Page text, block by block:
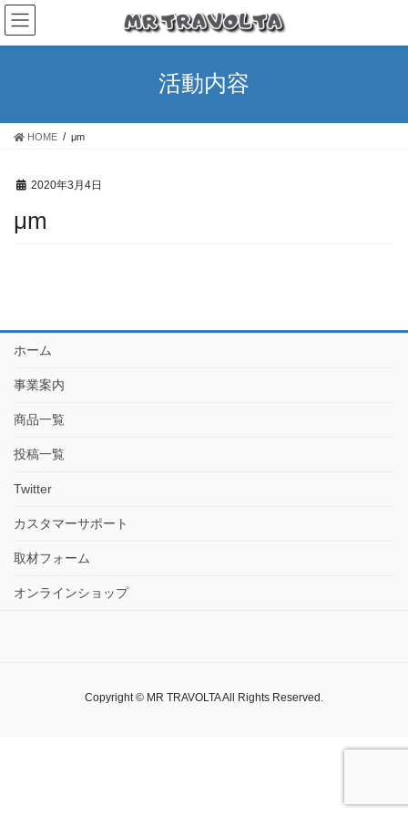
活動内容
HOME μm
2020年3月4日
μm
ホーム
事業案内
商品一覧
投稿一覧
Twitter
カスタマーサポート
取材フォーム
オンラインショップ
Copyright © MR TRAVOLTA All Rights Reserved.